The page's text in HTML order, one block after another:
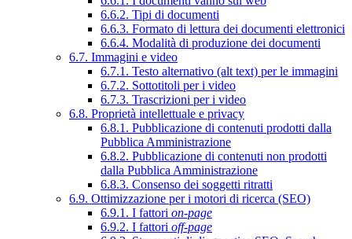
6.6.2. Tipi di documenti
6.6.3. Formato di lettura dei documenti elettronici
6.6.4. Modalità di produzione dei documenti
6.7. Immagini e video
6.7.1. Testo alternativo (alt text) per le immagini
6.7.2. Sottotitoli per i video
6.7.3. Trascrizioni per i video
6.8. Proprietà intellettuale e privacy
6.8.1. Pubblicazione di contenuti prodotti dalla
Pubblica Amministrazione
6.8.2. Pubblicazione di contenuti non prodotti
dalla Pubblica Amministrazione
6.8.3. Consenso dei soggetti ritratti
6.9. Ottimizzazione per i motori di ricerca (SEO)
6.9.1. I fattori on-page
6.9.2. I fattori off-page